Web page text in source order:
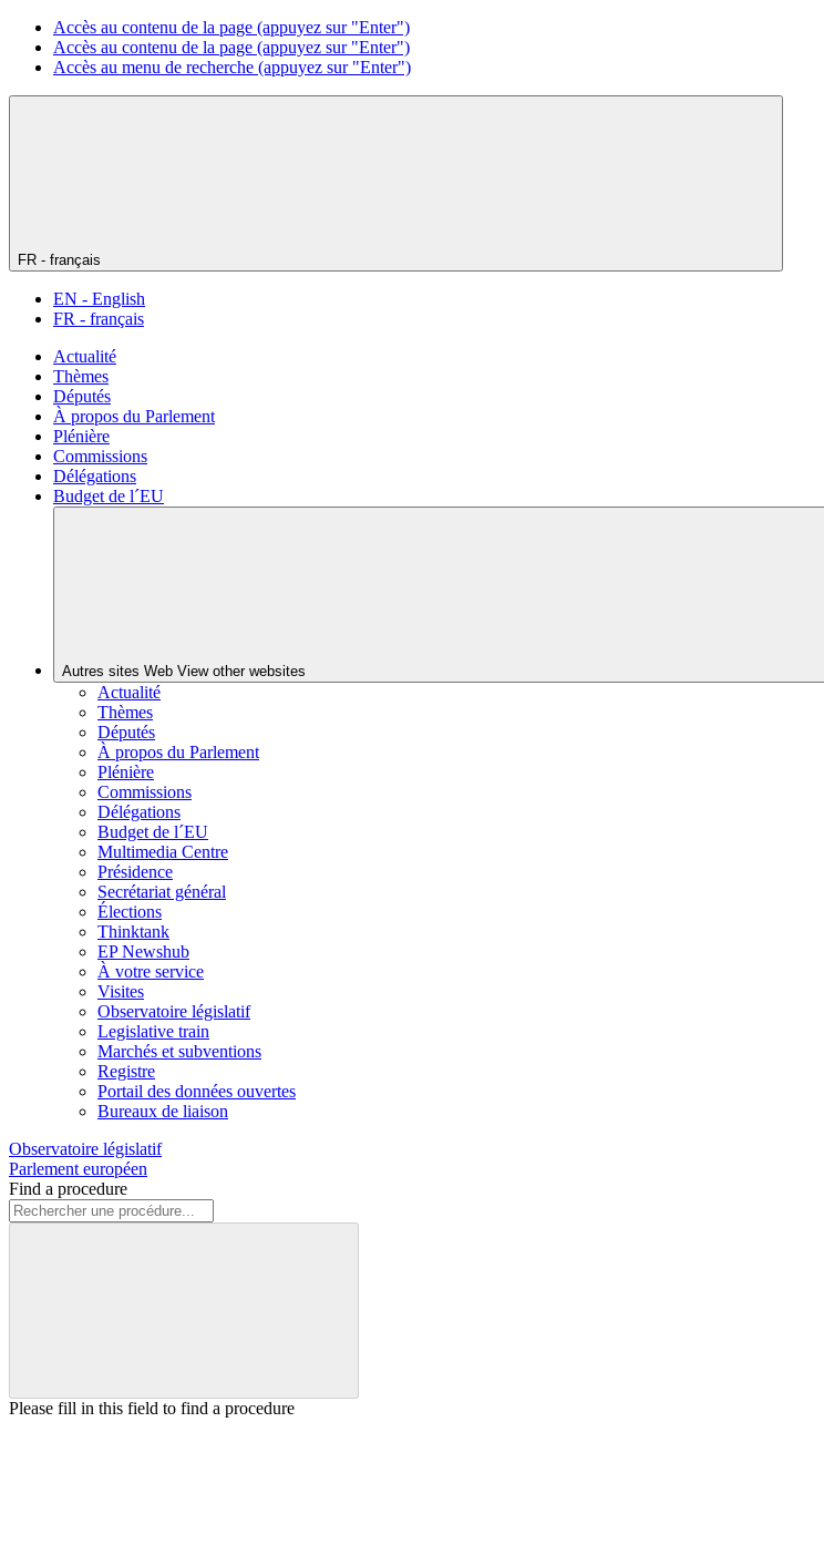
Accès au contenu de la page (appuyez sur "Enter")
Accès au contenu de la page (appuyez sur "Enter")
Accès au menu de recherche (appuyez sur "Enter")
FR - français
EN - English
FR - français
Actualité
Thèmes
Députés
À propos du Parlement
Plénière
Commissions
Délégations
Budget de l´EU
Autres sites Web View other websites
Actualité
Thèmes
Députés
À propos du Parlement
Plénière
Commissions
Délégations
Budget de l´EU
Multimedia Centre
Présidence
Secrétariat général
Élections
Thinktank
EP Newshub
À votre service
Visites
Observatoire législatif
Legislative train
Marchés et subventions
Registre
Portail des données ouvertes
Bureaux de liaison
Observatoire législatif
Parlement européen
Find a procedure
Please fill in this field to find a procedure